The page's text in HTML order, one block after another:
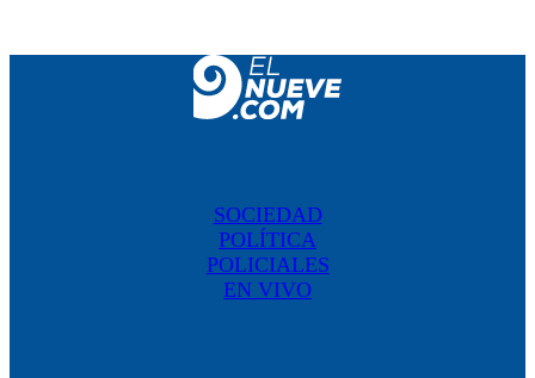
SOCIEDAD
POLÍTICA
POLICIALES
EN VIVO